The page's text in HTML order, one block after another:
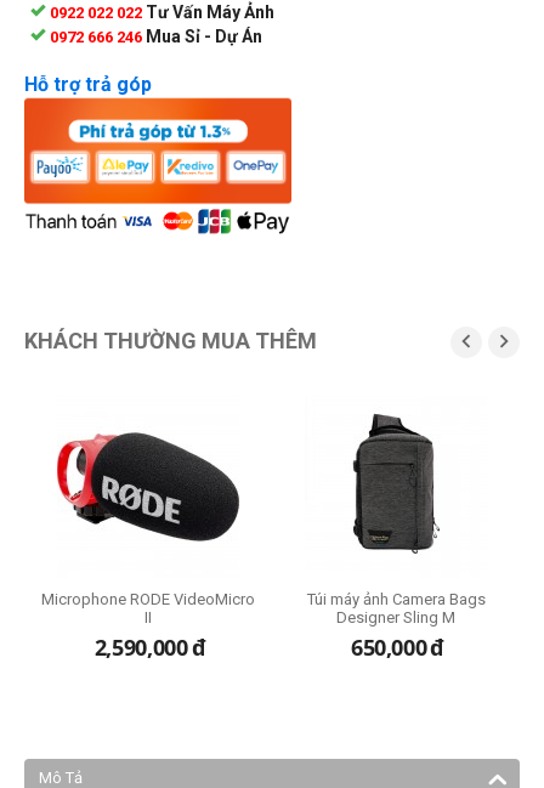
0922 022 022 Tư Vấn Máy Ảnh
0972 666 246 Mua Sỉ - Dự Án
Hỗ trợ trả góp
KHÁCH THƯỜNG MUA THÊM  
Microphone RODE VideoMicro
II
2,590,000đ
Túi máy ảnh Camera Bags
Designer Sling M
650,000đ
Mô Tả